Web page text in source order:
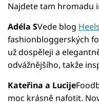
Najdete tam hromadu
Adéla SVede blog
fashionbloggerských
už dospěleji a
odvážnějšího, takže
Kateřina a Lucije
moc krásně nafotit.